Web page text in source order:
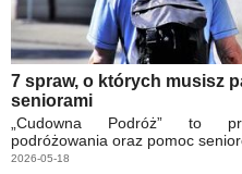
7 spraw, o których musisz
seniorami
„Cudowna Podróż” to
podróżowania oraz pomoc
2026-05-18